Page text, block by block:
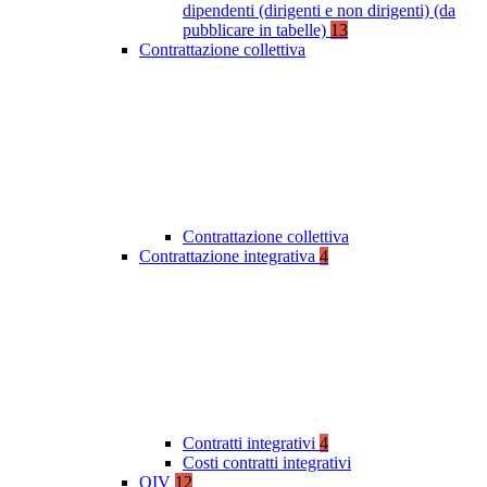
dipendenti (dirigenti e non dirigenti) (da
pubblicare in tabelle) 13
Contrattazione collettiva
Contrattazione collettiva
Contrattazione integrativa 4
Contratti integrativi 4
Costi contratti integrativi
OIV 12